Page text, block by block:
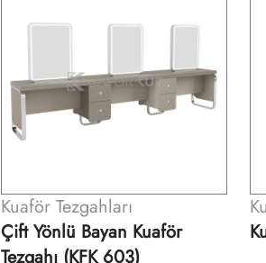
Kuaför Tezgahları
Kuaför Tezgahı (KFK 505)